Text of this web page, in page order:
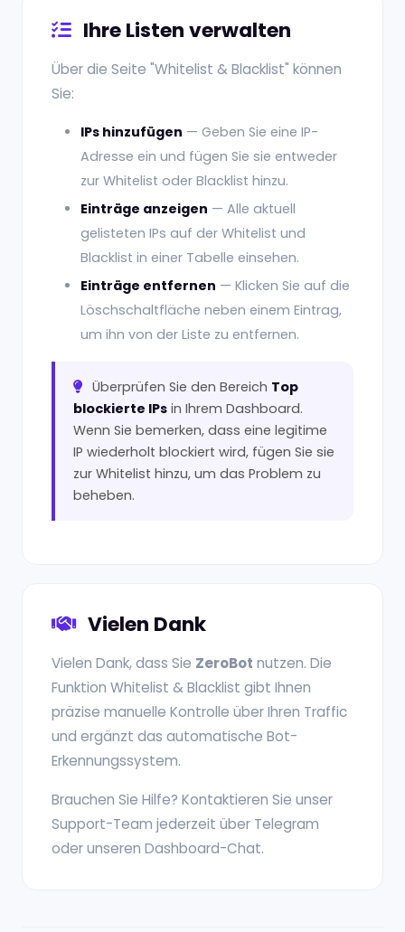
Ihre Listen verwalten
Über die Seite "Whitelist & Blacklist" können
Sie:
IPs hinzufügen — Geben Sie eine IP-
Adresse ein und fügen Sie sie entweder
zur Whitelist oder Blacklist hinzu.
Einträge anzeigen — Alle aktuell
gelisteten IPs auf der Whitelist und
Blacklist in einer Tabelle einsehen.
Einträge entfernen — Klicken Sie auf die
Löschschaltfläche neben einem Eintrag,
um ihn von der Liste zu entfernen.
Überprüfen Sie den Bereich Top
blockierte IPs in Ihrem Dashboard.
Wenn Sie bemerken, dass eine legitime
IP wiederholt blockiert wird, fügen Sie sie
zur Whitelist hinzu, um das Problem zu
beheben.
Vielen Dank
Vielen Dank, dass Sie ZeroBot nutzen. Die
Funktion Whitelist & Blacklist gibt Ihnen
präzise manuelle Kontrolle über Ihren Traffic
und ergänzt das automatische Bot-
Erkennungssystem.
Brauchen Sie Hilfe? Kontaktieren Sie unser
Support-Team jederzeit über Telegram
oder unseren Dashboard-Chat.